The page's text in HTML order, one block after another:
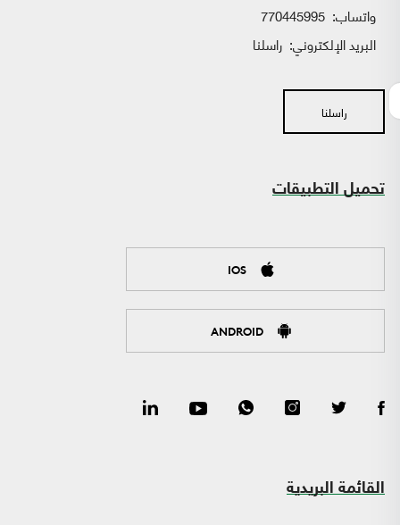
واتساب:
البريد الإلكتروني: راسلنا
راسلنا
تحميل التطبيقات
IOS
ANDROID
القائمة البريدية